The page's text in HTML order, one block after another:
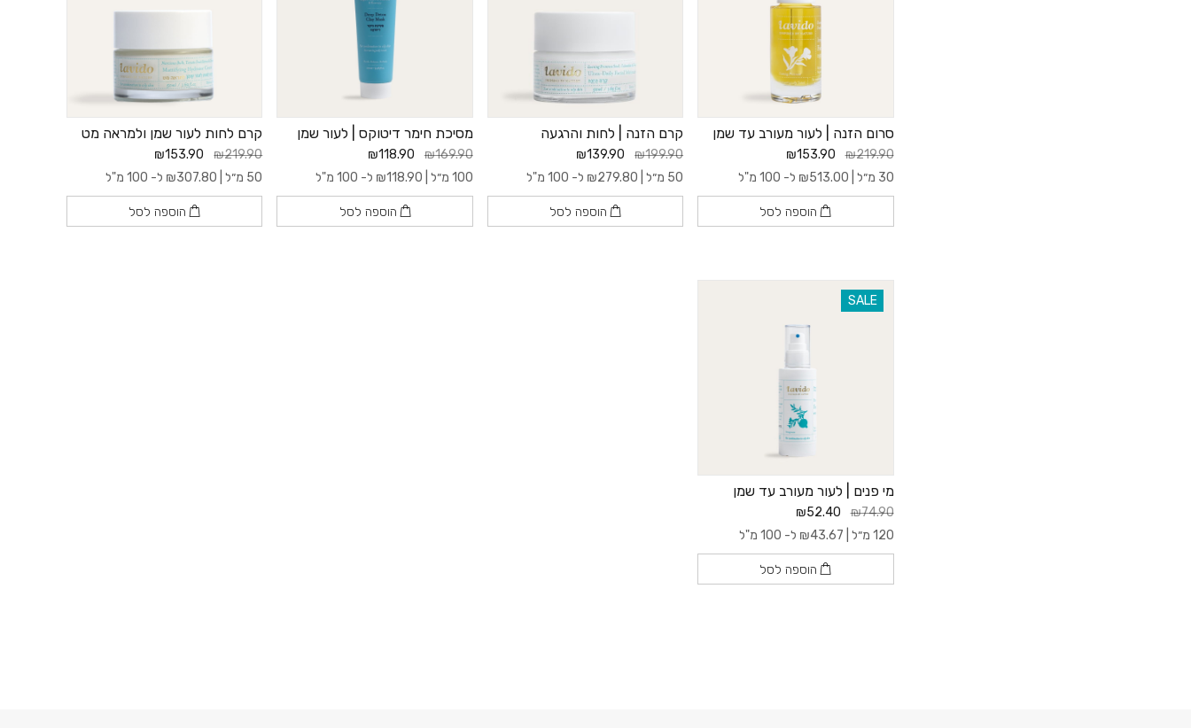
סרום הזנה | לעור מעורב עד שמן
₪219.90
₪153.90
30 מ״ל |
₪513.00 ל- 100 מ"ל
הוספה לסל
קרם הזנה | לחות והרגעה
₪199.90
₪139.90
50 מ״ל |
₪279.80 ל- 100 מ"ל
הוספה לסל
מסיכת חימר דיטוקס | לעור שמן
₪169.90
₪118.90
100 מ״ל |
₪118.90 ל- 100 מ"ל
הוספה לסל
קרם לחות לעור שמן ולמראה מט
₪219.90
₪153.90
50 מ״ל |
₪307.80 ל- 100 מ"ל
הוספה לסל
SALE
מי פנים | לעור מעורב עד שמן
₪74.90
₪52.40
120 מ״ל |
₪43.67 ל- 100 מ"ל
הוספה לסל